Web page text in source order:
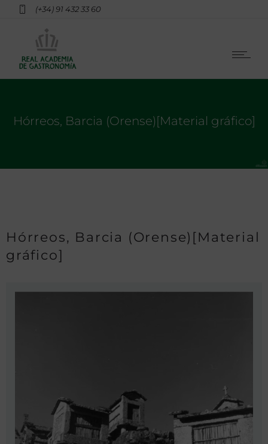
(+34) 91 432 33 60
Hórreos, Barcia (Orense)[Material gráfico]
Hórreos, Barcia (Orense)[Material
gráfico]